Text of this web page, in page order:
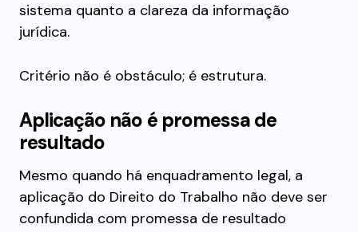
sistema quanto a clareza da informação
jurídica.
Critério não é obstáculo; é estrutura.
Aplicação não é promessa de
resultado
Mesmo quando há enquadramento legal, a
aplicação do Direito do Trabalho não deve ser
confundida com promessa de resultado